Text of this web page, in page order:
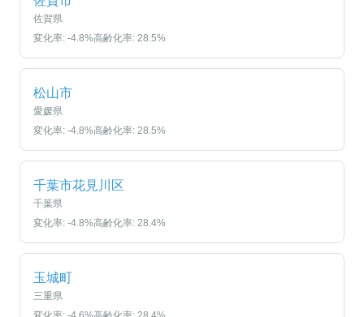
佐賀県
変化率: -4.8%高齢化率: 28.5%
松山市
愛媛県
変化率: -4.8%高齢化率: 28.5%
千葉市花見川区
千葉県
変化率: -4.8%高齢化率: 28.4%
玉城町
三重県